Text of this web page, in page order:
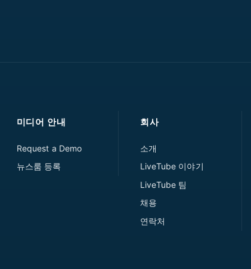
미디어 안내
Request a Demo
뉴스룸 등록
회사
소개
LiveTube 이야기
LiveTube 팀
채용
연락처